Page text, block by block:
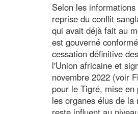
Selon les
reprise du conflit
qui avait déjà fait au
est gouverné
cessation définitive
l'Union africaine et
novembre 2022 (voir
pour le Tigré, mise
les organes élus de